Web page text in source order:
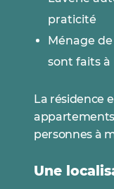
praticité
Ménage
sont faits à
La résidence
personnes à
Une